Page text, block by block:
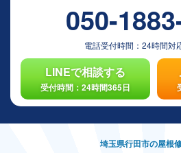
050-
電話受付時間： 24時間対
LINEで相談する
受付時間：24時間365日
埼玉県行田市の屋根